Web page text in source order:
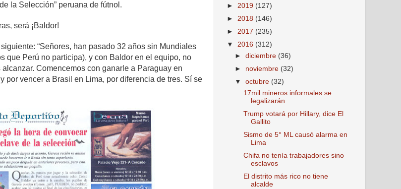
la Selección” peruana de fútnol.
será ¡Baldor!
“Señores, han pasado 32 años sin Mundiales
que Perú no participa), y con Baldor en el equipo, no
Comencemos con ganarle a Paraguay en
por vencer a Brasil en Lima, por diferencia de tres. Sí se
► 2019 (127)
► 2018 (146)
► 2017 (235)
▼ 2016 (312)
►diciembre (36)
► noviembre (32)
▼octubre (32)
17mil mineros informales se
legalizarán
Trump votará por Hillary, dice El
Gallito
Sismo de 5° ML causó alarma en
Lima
Chifa no tenía trabajadores sino
esclavos
El distrito más rico no tiene
alcalde